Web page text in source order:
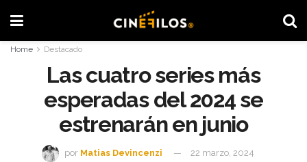
Home Destacado
Las cuatro series más
esperadas del 2024 se
estrenarán en junio
por Matias Devincenzi 22 marzo, 2024